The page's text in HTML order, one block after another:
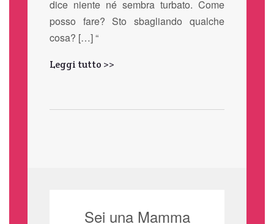
dice niente né sembra turbato. Come
posso fare? Sto sbagliando qualche
cosa? […] “
Leggi tutto >>
Sei una Mamma